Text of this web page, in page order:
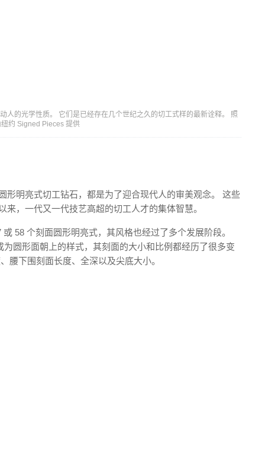
人的光学性质。 它们是已经存在几个世纪之久的切工式样的最新诠释。 照
约 Signed Pieces 提供
形明亮式切工钻石，都是为了迎合现代人的审美观念。 这些
来，一代又一代技艺高超的切工人才的集体智慧。
58 个刻面圆形明亮式，其风格也经过了多个发展阶段。
为圆形面朝上的样式，其刻面的大小和比例都经历了很多变
腰下围刻面长度、全深以及尖底大小。